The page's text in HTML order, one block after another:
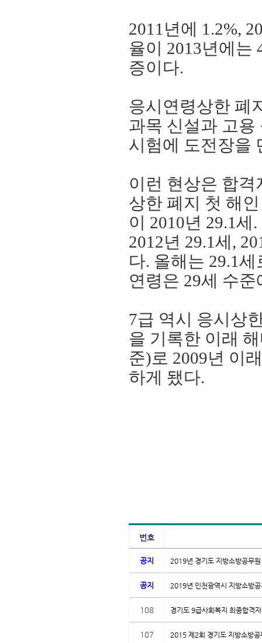
2011 년에 1.2%,
율이 2013년에는
증이다.
응시연령상한 폐
과목 신설과 고
시험에 도전장을
이런 현상은 합
상한 폐지 첫 해
이 2010년 29.1세 .
2012년 29.1세,
다. 올해는 29.1세
연령은 29세 수준
7급 역시 응시상
을 기록한 이래
준)로 2009년 이
하게 됐다.
번호
공지 2019년 경기도 지방소방공무
공지 2019년 인천광역시 지방소방
108 경기도 9급사회복지 최종합격
107 2015 제2회 경기도 지방소방